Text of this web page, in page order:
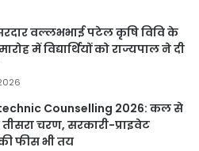
वल्लभभाई पटेल कृषि विवि के
में विद्यार्थियों को राज्यपाल ने दी
Counselling 2026: कल से
चरण, सरकारी-प्राइवेट
फीस भी तय